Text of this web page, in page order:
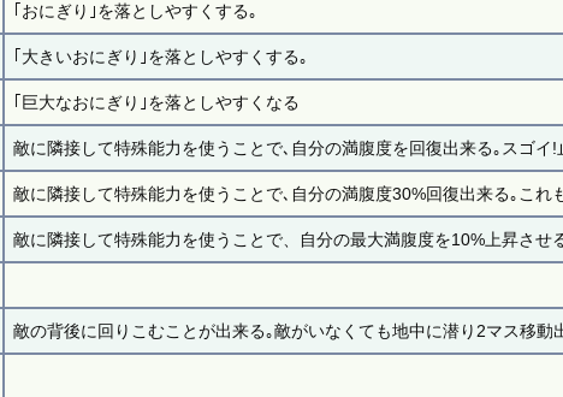
｢おにぎり｣を落としやすくする｡
｢大きいおにぎり｣を落としやすくする｡
｢巨大なおにぎり｣を落としやすくなる
敵に隣接して特殊能力を使うことで､自分の満腹度を回復出来る｡スゴ
敵に隣接して特殊能力を使うことで､自分の満腹度30%回復出来る｡これ
敵に隣接して特殊能力を使うことで、自分の最大満腹度を10%上昇させ
敵の背後に回りこむことが出来る｡敵がいなくても地中に潜り2マス移動